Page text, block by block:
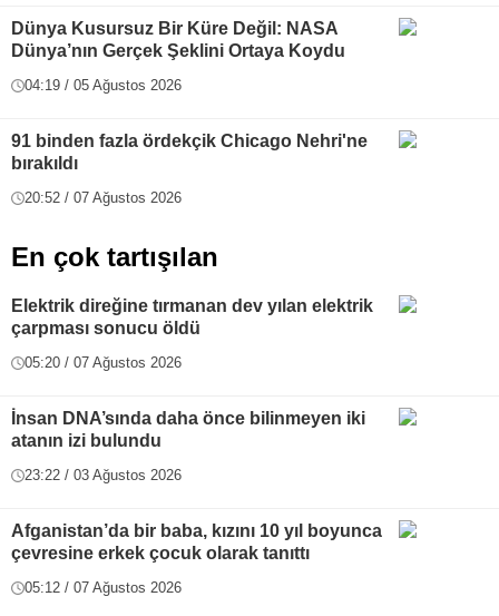
Dünya Kusursuz Bir Küre Değil: NASA
Dünya’nın Gerçek Şeklini Ortaya Koydu
04:19 / 05 Ağustos 2026
91 binden fazla ördekçik Chicago Nehri'ne
bırakıldı
20:52 / 07 Ağustos 2026
En çok tartışılan
Elektrik direğine tırmanan dev yılan elektrik
çarpması sonucu öldü
05:20 / 07 Ağustos 2026
İnsan DNA’sında daha önce bilinmeyen iki
atanın izi bulundu
23:22 / 03 Ağustos 2026
Afganistan’da bir baba, kızını 10 yıl boyunca
çevresine erkek çocuk olarak tanıttı
05:12 / 07 Ağustos 2026